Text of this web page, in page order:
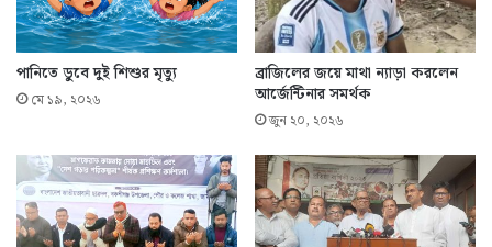
পানিতে ডুবে দুই শিশুর মৃত্যু
মে ১৯, ২০২৬
ব্রাজিলের জয়ে মাথা ন্যাড়া করলেন
আর্জেন্টিনার সমর্থক
জুন ২০, ২০২৬